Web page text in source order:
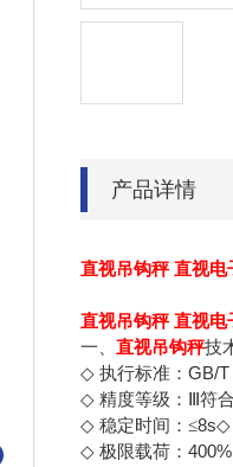
产品详情
直视吊钩秤 直视
直视吊钩秤 直视
一、 直视吊钩秤技
◇ 执行标准： GB/T
◇ 精度等级：Ⅲ符
◇ 稳定时间：≤8s◇
◇ 极限载荷：